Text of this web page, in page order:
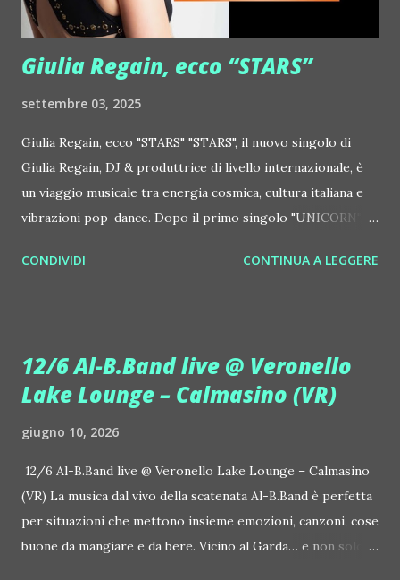
Centrale Elettrica Loco Dice ::
http://www.myspace.com/locod...
Giulia Regain, ecco “STARS”
settembre 03, 2025
Giulia Regain, ecco "STARS" "STARS", il nuovo singolo di
Giulia Regain, DJ & produttrice di livello internazionale, è
un viaggio musicale tra energia cosmica, cultura italiana e
vibrazioni pop-dance. Dopo il primo singolo "UNICORN",
seconda release intitolata "STARS", interpretata dalla voce
tra Giulia Regain e Dhany, già insieme in precedenti
produzioni come "My Memories" (Universal) e "We Are
connessione universale: un invito a riscoprire la nostra
natura di starseed, figli delle stelle, capaci di portare luce,
creatività ed empatia nel mondo. Con "STARS" Giulia Regain
porta avanti la sua visione musicale che fonde dance
internazionale, a...
CONDIVIDI CONTINUA A LEGGERE
12/6 Al-B.Band live @ Veronello
Lake Lounge – Calmasino (VR)
giugno 10, 2026
12/6 Al-B.Band live @ Veronello Lake Lounge – Calmasino
(VR) La musica dal vivo della scatenata Al-B.Band è perfetta
per situazioni che mettono insieme emozioni, canzoni, cose
buone da mangiare e da bere. Vicino al Garda… e non solo. Il